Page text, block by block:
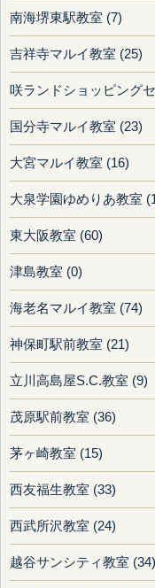
南海堺東駅教室 (7)
吉祥寺マルイ教室 (25)
咲ランドショッピング
国分寺マルイ教室 (23)
大宮マルイ教室 (16)
大泉学園ゆめりあ教室
東大阪教室 (60)
津島教室 (0)
海老名マルイ教室 (74)
神保町駅前教室 (21)
立川高島屋S.C.教室 (9)
茂原駅前教室 (36)
茅ヶ崎教室 (15)
西友福生教室 (33)
西武所沢教室 (24)
越谷サンシティ教室 (34)